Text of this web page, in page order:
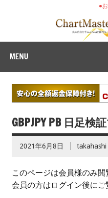
●
MENU
GBPJPY PB 日足検証
2021年6月8日
このページは会員様のみ閲
会員の方はログイン後にご